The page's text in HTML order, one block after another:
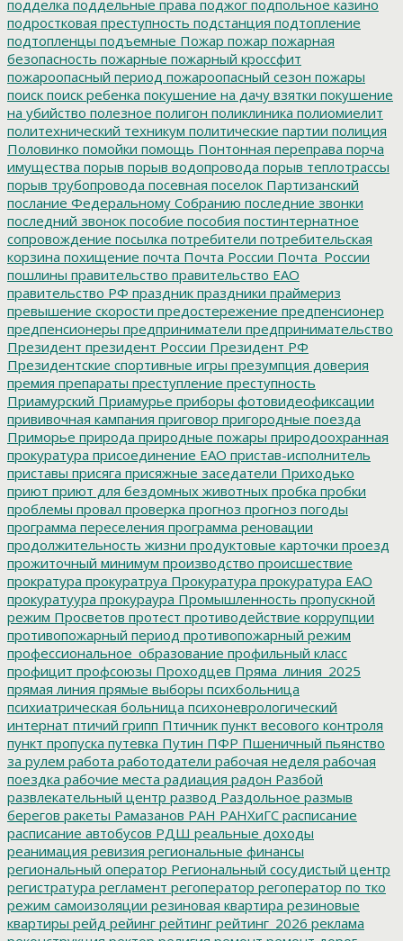
подделка поддельные права поджог подпольное казино
подростковая преступность подстанция подтопление
подтопленцы подъемные Пожар пожар пожарная
безопасность пожарные пожарный кроссфит
пожароопасный период пожароопасный сезон пожары
поиск поиск ребенка покушение на дачу взятки покушение
на убийство полезное полигон поликлиника полиомиелит
политехнический техникум политические партии полиция
Половинко помойки помощь Понтонная переправа порча
имущества порыв порыв водопровода порыв теплотрассы
порыв трубопровода посевная поселок Партизанский
послание Федеральному Собранию последние звонки
последний звонок пособие пособия постинтернатное
сопровождение посылка потребители потребительская
корзина похищение почта Почта России Почта_России
пошлины правительство правительство ЕАО
правительство РФ праздник праздники праймериз
превышение скорости предостережение предпенсионер
предпенсионеры предприниматели предпринимательство
Президент президент России Президент РФ
Президентские спортивные игры презумпция доверия
премия препараты преступление преступность
Приамурский Приамурье приборы фотовидеофиксации
прививочная кампания приговор пригородные поезда
Приморье природа природные пожары природоохранная
прокуратура присоединение ЕАО пристав-исполнитель
приставы присяга присяжные заседатели Приходько
приют приют для бездомных животных пробка пробки
проблемы провал проверка прогноз прогноз погоды
программа переселения программа реновации
продолжительность жизни продуктовые карточки проезд
прожиточный минимум производство происшествие
прократура прокуратруа Прокуратура прокуратура ЕАО
прокуратуура прокураура Промышленность пропускной
режим Просветов протест противодействие коррупции
противопожарный период противопожарный режим
профессиональное_образование профильный класс
профицит профсоюзы Проходцев Пряма_линия_2025
прямая линия прямые выборы психбольница
психиатрическая больница психоневрологический
интернат птичий грипп Птичник пункт весового контроля
пункт пропуска путевка Путин ПФР Пшеничный пьянство
за рулем работа работодатели рабочая неделя рабочая
поездка рабочие места радиация радон Разбой
развлекательный центр развод Раздольное размыв
берегов ракеты Рамазанов РАН РАНХиГС расписание
расписание автобусов РДШ реальные доходы
реанимация ревизия региональные финансы
региональный оператор Региональный сосудистый центр
регистратура регламент регоператор регоператор по тко
режим самоизоляции резиновая квартира резиновые
квартиры рейд рейинг рейтинг рейтинг_2026 реклама